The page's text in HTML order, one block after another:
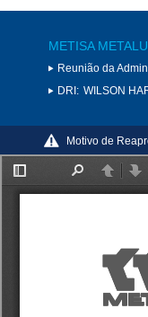
METISA
Reunião da
DRI: WILSON
Motivo de